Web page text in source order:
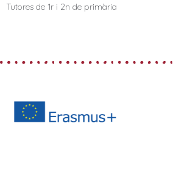
Tutores de 1r i 2n de primària